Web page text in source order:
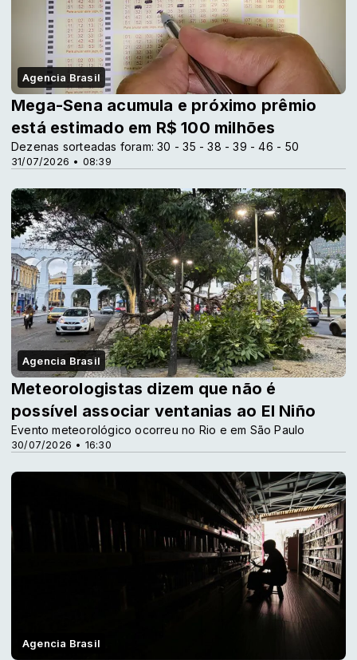
Agencia Brasil
31/07/2026 • 08:39
Mega-Sena acumula e próximo prêmio
está estimado em R$ 100 milhões
Dezenas sorteadas foram: 30 - 35 - 38 - 39 - 46 - 50
Agencia Brasil
30/07/2026 • 16:30
Meteorologistas dizem que não é
possível associar ventanias ao El Niño
Evento meteorológico ocorreu no Rio e em São Paulo
Agencia Brasil